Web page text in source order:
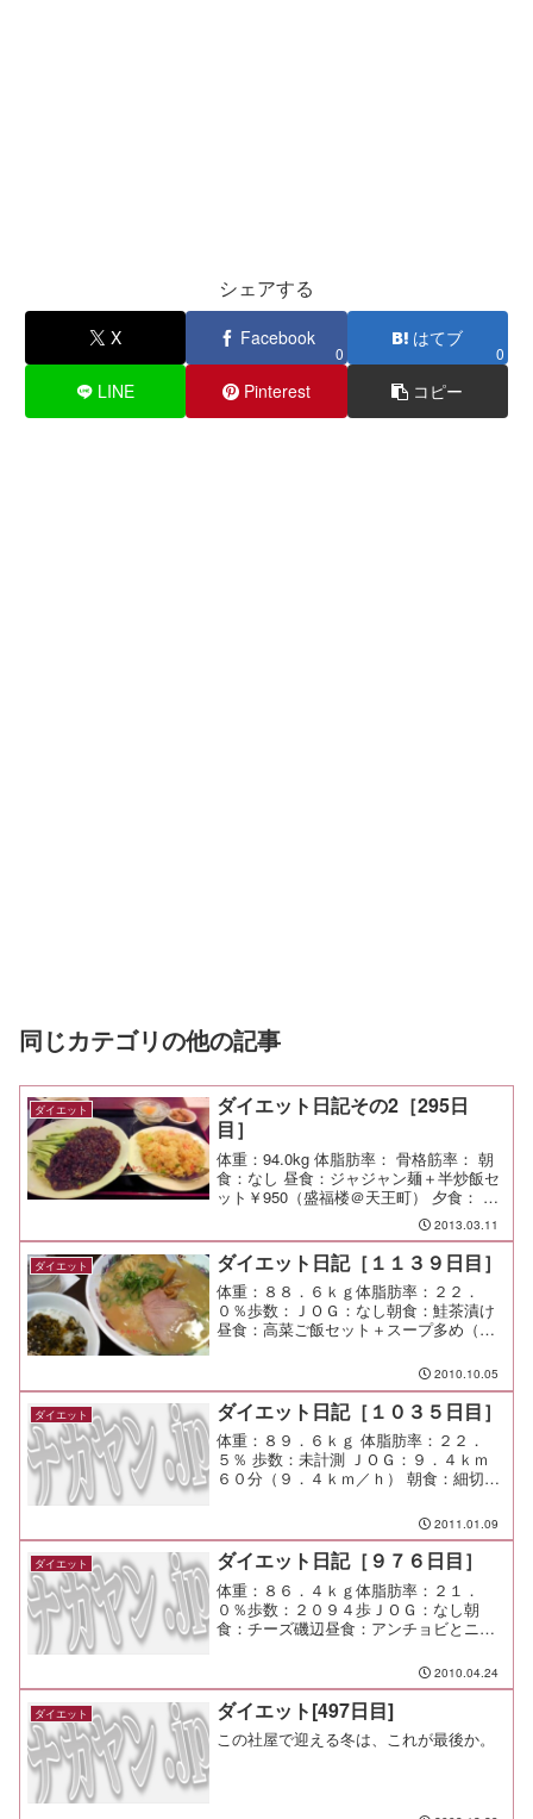
シェアする
X Facebook
0
はてブ
0
LINE Pinterest コピー
同じカテゴリの他の記事
ダイエット
ダイエット日記その2［295日
目］
体重：94.0kg 体脂肪率： 骨格筋率： 朝
食：なし 昼食：ジャジャン麺＋半炒飯セ
ット￥950（盛福楼＠天王町） 夕食： 間
食： 運動：ジョギング10キロ61分。この
週末は土曜日3,000m/1h、日曜日
4,000m/1.5hを泳いだ。 ...
2013.03.11
ダイエット ダイエット日記［１１３９日目］
体重：８８．６ｋｇ体脂肪率：２２．
０％歩数：ＪＯＧ：なし朝食：鮭茶漬け
昼食：高菜ご飯セット＋スープ多め（天
セグ交流会（ＬＣＡＦＥ＠渋谷）間食：
メモ：ＣＥＡＴＥＣで学生時代の先輩に
遭遇！ なんたる奇遇よ。 ...
2010.10.05
ダイエット ダイエット日記［１０３５日目］
体重：８９．６ｋｇ 体脂肪率：２２．
５％ 歩数：未計測 ＪＯＧ：９．４ｋｍ
６０分（９．４ｋｍ／ｈ） 朝食：細切り
友人宅呑み 間食： メモ：１ダース近く呑
んでしまった。 それとワインと焼酎。
2011.01.09
ダイエット ダイエット日記［９７６日目］
体重：８６．４ｋｇ体脂肪率：２１．
０％歩数：２０９４歩ＪＯＧ：なし朝
食：チーズ磯辺昼食：アンチョビとニン
食：メモ：４年ぶり？ くらいだったけ
ど昔と変わらぬ雰囲気を満喫。
2010.04.24
ダイエット ダイエット[497日目]
この社屋で迎える冬は、これが最後か。